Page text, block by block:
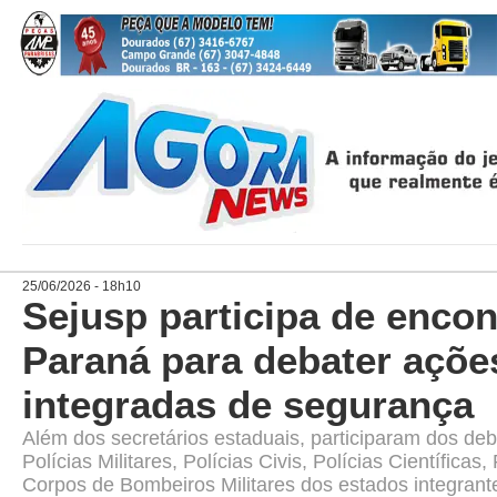
25/06/2026 - 18h10
Sejusp participa de
Paraná para debater
integradas de segurança
Além dos secretários estaduais, participaram dos
Polícias Militares, Polícias Civis, Polícias Científicas,
Corpos de Bombeiros Militares dos estados